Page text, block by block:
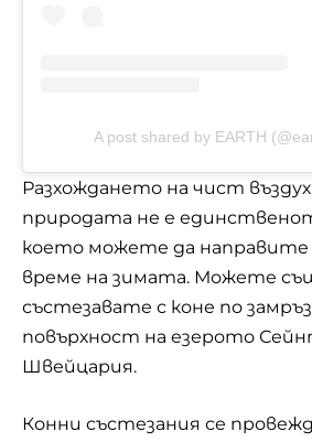
A post shared by EARTH
Разхождането на чист
природата не е
което можете да
време на зимата. Можете
състезавате с коне по
повърхност на езерото
Швейцария.
Конни състезания се